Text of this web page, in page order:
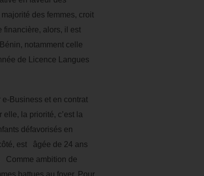
des femmes, croit
alors, il est
notamment celle
de Licence Langues
e-Business et en contrat
la priorité, c’est la
défavorisés en
est âgée de 24 ans
Comme ambition de
battues au foyer. Pour